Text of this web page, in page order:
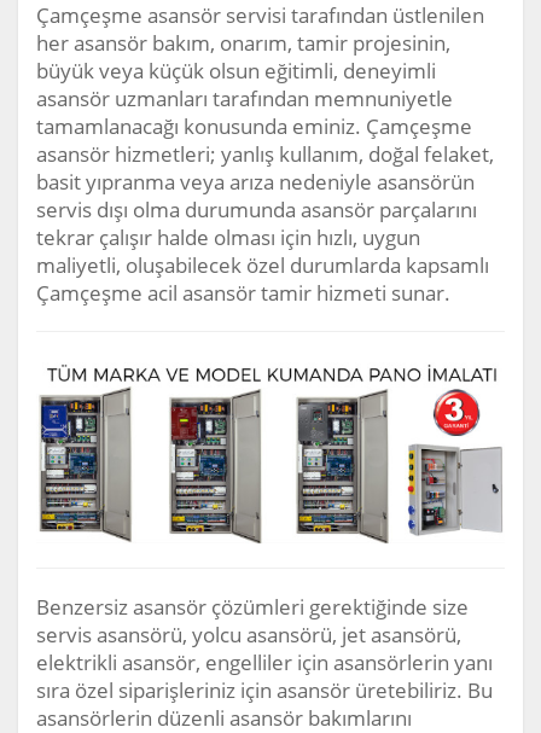
Çamçeşme asansör servisi tarafından üstlenilen
her asansör bakım, onarım, tamir projesinin,
büyük veya küçük olsun eğitimli, deneyimli
asansör uzmanları tarafından memnuniyetle
tamamlanacağı konusunda eminiz. Çamçeşme
asansör hizmetleri; yanlış kullanım, doğal felaket,
basit yıpranma veya arıza nedeniyle asansörün
servis dışı olma durumunda asansör parçalarını
tekrar çalışır halde olması için hızlı, uygun
maliyetli, oluşabilecek özel durumlarda kapsamlı
Çamçeşme acil asansör tamir hizmeti sunar.
Benzersiz asansör çözümleri gerektiğinde size
servis asansörü, yolcu asansörü, jet asansörü,
elektrikli asansör, engelliler için asansörlerin yanı
sıra özel siparişleriniz için asansör üretebiliriz. Bu
asansörlerin düzenli asansör bakımlarını